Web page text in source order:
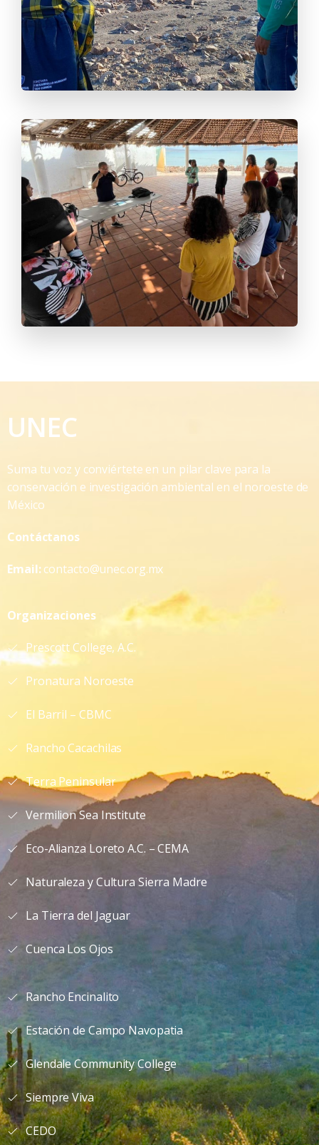
UNEC
Suma tu voz y conviértete en un pilar clave para la
conservación e investigación ambiental en el noroeste de
México
Contáctanos
Email:contacto@unec.org.mx
Organizaciones
Prescott College, A.C.
Pronatura Noroeste
El Barril – CBMC
Rancho Cacachilas
Terra Peninsular
Vermilion Sea Institute
Eco-Alianza Loreto A.C. – CEMA
Naturaleza y Cultura Sierra Madre
La Tierra del Jaguar
Cuenca Los Ojos
Rancho Encinalito
Estación de Campo Navopatia
Glendale Community College
Siempre Viva
CEDO